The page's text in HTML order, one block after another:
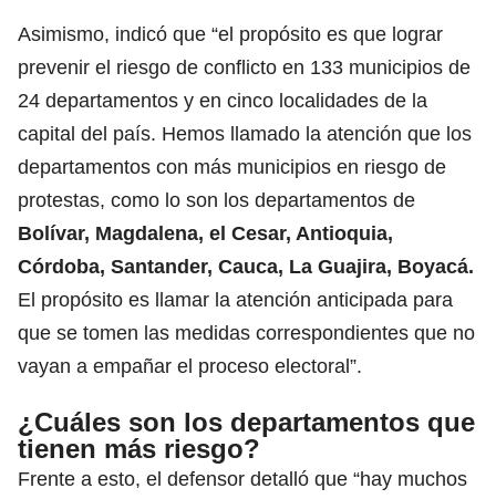
Asimismo, indicó que “el propósito es que lograr
prevenir el riesgo de conflicto en 133 municipios de
24 departamentos y en cinco localidades de la
capital del país. Hemos llamado la atención que los
departamentos con más municipios en riesgo de
protestas, como lo son los departamentos de
Bolívar, Magdalena, el Cesar, Antioquia,
Córdoba, Santander, Cauca, La Guajira, Boyacá.
El propósito es llamar la atención anticipada para
que se tomen las medidas correspondientes que no
vayan a empañar el proceso electoral”.
¿Cuáles son los departamentos que
tienen más riesgo?
Frente a esto, el defensor detalló que “hay muchos